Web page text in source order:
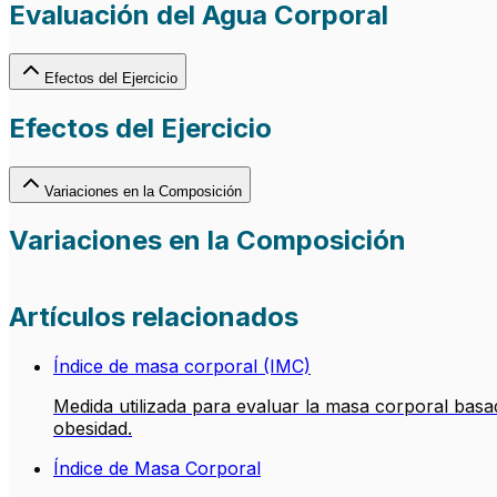
Evaluación del Agua Corporal
Efectos del Ejercicio
Efectos del Ejercicio
Variaciones en la Composición
Variaciones en la Composición
Artículos relacionados
Índice de masa corporal (IMC)
Medida utilizada para evaluar la masa corporal
obesidad.
Índice de Masa Corporal